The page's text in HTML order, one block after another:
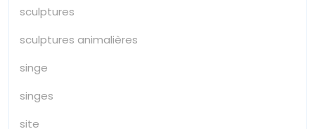
sculptures
sculptures animalières
singe
singes
site